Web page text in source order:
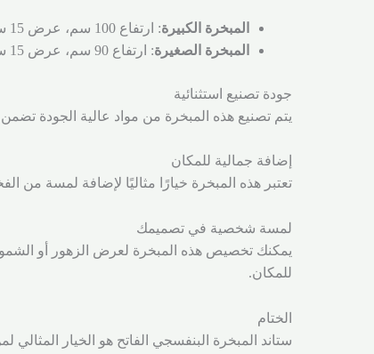
المبخرة الكبيرة: ارتفاع 100 سم، عرض 15 سم. توفر المساحة المناسبة للتنظيم والعرض.
المبخرة الصغيرة: ارتفاع 90 سم، عرض 15 سم. تجعلها خيارًا ممتازًا للمساحات الصغيرة أو كقطعة تكمل الكبيرة.
جودة تصنيع استثنائية
يتم تصنيع هذه المبخرة من مواد عالية الجودة
إضافة جمالية للمكان
تعتبر هذه المبخرة خيارًا مثاليًا لإضافة لمسة
لمسة شخصية في تصميمك
يمكنك تخصيص هذه المبخرة لعرض الزهور أو
للمكان.
الختام
ستاند المبخرة البنفسجي الفاتح هو الخيار